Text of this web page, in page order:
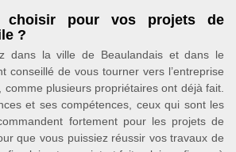
choisir pour vos projets de
?
dans la ville de Beaulandais et dans le
conseillé de vous tourner vers l’entreprise
comme plusieurs propriétaires ont déjà fait.
et ses compétences, ceux qui sont les
fortement pour les projets de
que vous puissiez réussir vos travaux de